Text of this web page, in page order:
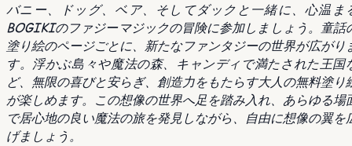
バニー、ドッグ、ベア、そしてダックと一緒に、心温ま
BOGIKIのファジーマジックの冒険に参加しましょう。童話
塗り絵のページごとに、新たなファンタジーの世界が広がり
す。浮かぶ島々や魔法の森、キャンディで満たされた王国
ど、無限の喜びと安らぎ、創造力をもたらす大人の無料塗り
が楽しめます。この想像の世界へ足を踏み入れ、あらゆる場
で居心地の良い魔法の旅を発見しながら、自由に想像の翼を
げましょう。